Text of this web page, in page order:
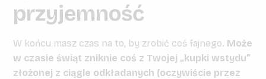
przyjemność
W końcu masz czas na to, by zrobić coś fajnego. Może
w czasie świąt zniknie coś z Twojej „kupki wstydu”
złożonej z ciągle odkładanych (oczywiście przez